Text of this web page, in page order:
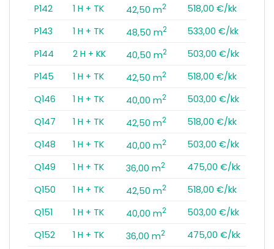
P142
1 H + TK 42,50 m2
518,00 €/kk
P143
1 H + TK 48,50 m2
533,00 €/kk
P144
2 H + KK 40,50 m2
503,00 €/kk
P145
1 H + TK 42,50 m2
518,00 €/kk
Q146
1 H + TK 40,00 m2
503,00 €/kk
Q147
1 H + TK 42,50 m2
518,00 €/kk
Q148
1 H + TK 40,00 m2
503,00 €/kk
Q149
1 H + TK 36,00 m2
475,00 €/kk
Q150
1 H + TK 42,50 m2
518,00 €/kk
Q151
1 H + TK 40,00 m2
503,00 €/kk
Q152
1 H + TK 36,00 m2
475,00 €/kk